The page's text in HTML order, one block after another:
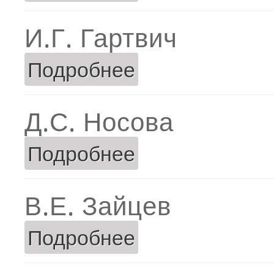
И.Г. Гартвич
Подробнее
Д.С. Носова
Подробнее
В.Е. Зайцев
Подробнее